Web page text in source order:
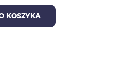
KOSZYKA